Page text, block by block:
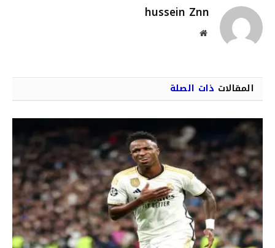
hussein Znn
موقع
المقالات ذات الصلة